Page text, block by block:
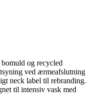
og recycled
ved ærmeafslutning
neck label til rebranding.
til intensiv vask med